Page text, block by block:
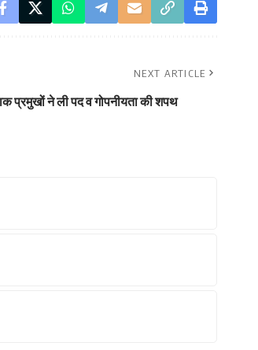
NEXT ARTICLE
प्रमुखों ने ली पद व गोपनीयता की शपथ